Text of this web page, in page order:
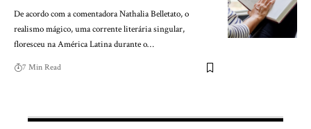
De acordo com a comentadora Nathalia Belletato, o
realismo mágico, uma corrente literária singular,
floresceu na América Latina durante o…
7 Min Read